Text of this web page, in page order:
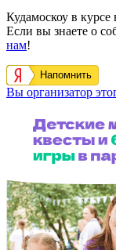
Кудамоскоу в
Если вы знаете о
нам!
Напомнить
Вы организатор